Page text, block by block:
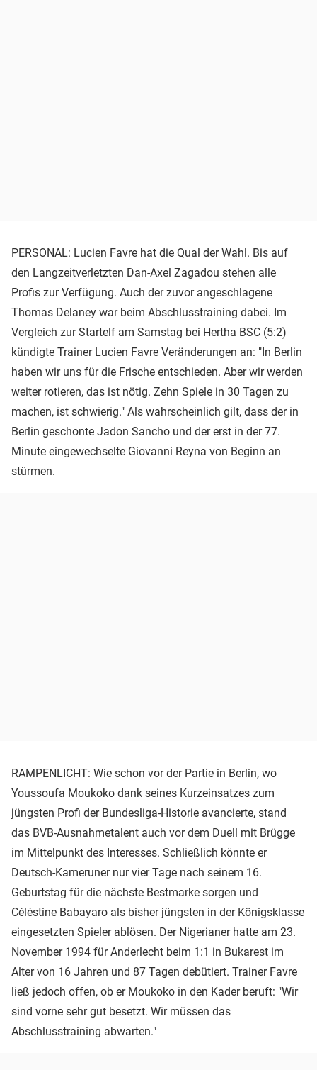
PERSONAL: Lucien Favre hat die Qual der Wahl. Bis auf
den Langzeitverletzten Dan-Axel Zagadou stehen alle
Profis zur Verfügung. Auch der zuvor angeschlagene
Thomas Delaney war beim Abschlusstraining dabei. Im
Vergleich zur Startelf am Samstag bei Hertha BSC (5:2)
kündigte Trainer Lucien Favre Veränderungen an: "In Berlin
haben wir uns für die Frische entschieden. Aber wir werden
weiter rotieren, das ist nötig. Zehn Spiele in 30 Tagen zu
machen, ist schwierig." Als wahrscheinlich gilt, dass der in
Berlin geschonte Jadon Sancho und der erst in der 77.
Minute eingewechselte Giovanni Reyna von Beginn an
stürmen.
RAMPENLICHT: Wie schon vor der Partie in Berlin, wo
Youssoufa Moukoko dank seines Kurzeinsatzes zum
jüngsten Profi der Bundesliga-Historie avancierte, stand
das BVB-Ausnahmetalent auch vor dem Duell mit Brügge
im Mittelpunkt des Interesses. Schließlich könnte er
Deutsch-Kameruner nur vier Tage nach seinem 16.
Geburtstag für die nächste Bestmarke sorgen und
Céléstine Babayaro als bisher jüngsten in der Königsklasse
eingesetzten Spieler ablösen. Der Nigerianer hatte am 23.
November 1994 für Anderlecht beim 1:1 in Bukarest im
Alter von 16 Jahren und 87 Tagen debütiert. Trainer Favre
ließ jedoch offen, ob er Moukoko in den Kader beruft: "Wir
sind vorne sehr gut besetzt. Wir müssen das
Abschlusstraining abwarten."